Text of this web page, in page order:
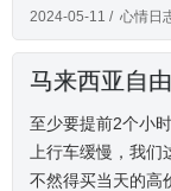
2024-05-11 / 心情日
马来西亚自
至少要提前2个小
上行车缓慢，我
不然得买当天的高